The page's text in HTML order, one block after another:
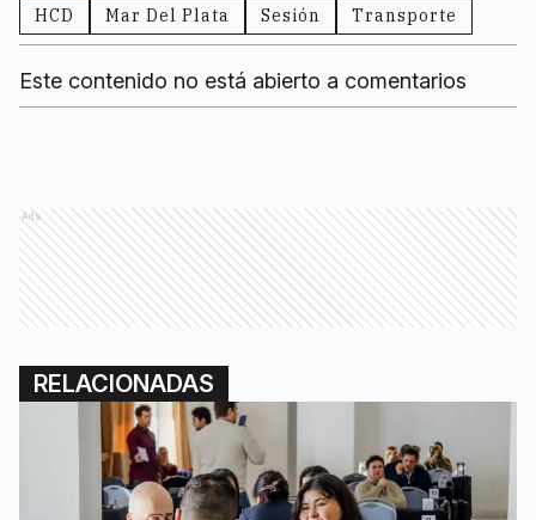
HCD Mar Del Plata Sesión Transporte
Este contenido no está abierto a comentarios
Ads
RELACIONADAS